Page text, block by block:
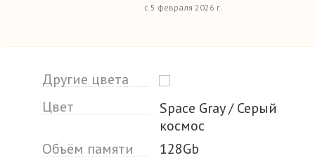
с 5 февраля 2026 г.
Другие цвета
Цвет
Space Gray / Серый
космос
Объём памяти
128Gb